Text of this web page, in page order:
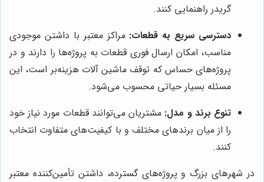
گريدر راهنمایی کنند.
دسترسی سریع به قطعات: مراکز معتبر با داشتن موجودی
مناسب، امکان ارسال فوری قطعات به پروژه‌ها را دارند و در
پروژه‌های حساس که توقف ماشین آلات هزینه‌بر است، این
مسئله بسیار حیاتی محسوب می‌شود.
تنوع برند و مدل: مشتریان می‌توانند قطعات مورد نیاز خود
را از میان برندهای مختلف و با کیفیت‌های متفاوت انتخاب
کنند.
در شهرهای بزرگ و پروژه‌های گسترده، داشتن تأمین‌کننده معتبر